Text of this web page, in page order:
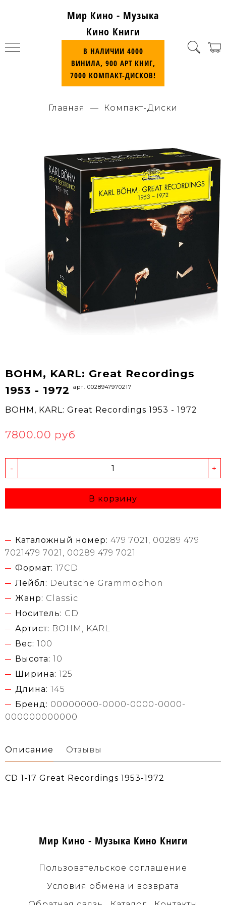
Мир Кино - Музыка
Кино Книги
В НАЛИЧИИ 4000
ВИНИЛА, 900 АРТ КНИГ,
7000 КОМПАКТ-ДИСКОВ!
Главная Компакт-Диски
BOHM, KARL: Great Recordings
1953 - 1972
арт. 0028947970217
BOHM, KARL: Great Recordings 1953 - 1972
7800.00 руб
- +
В корзину
Каталожный номер: 479 7021, 00289 479
7021479 7021, 00289 479 7021
Формат: 17CD
Лейбл: Deutsche Grammophon
Жанр: Classic
Носитель: CD
Артист: BOHM, KARL
Вес: 100
Высота: 10
Ширина: 125
Длина: 145
Бренд: 00000000-0000-0000-0000-
000000000000
Описание Отзывы
CD 1-17 Great Recordings 1953-1972
Мир Кино - Музыка Кино Книги
Пользовательское соглашение
Условия обмена и возврата